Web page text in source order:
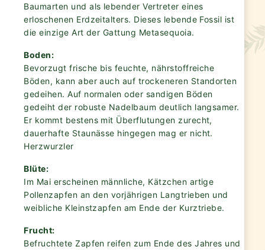
Baumarten und als lebender Vertreter eines
erloschenen Erdzeitalters. Dieses lebende Fossil ist
die einzige Art der Gattung Metasequoia.
Boden:
Bevorzugt frische bis feuchte, nährstoffreiche
Böden, kann aber auch auf trockeneren Standorten
gedeihen. Auf normalen oder sandigen Böden
gedeiht der robuste Nadelbaum deutlich langsamer.
Er kommt bestens mit Überflutungen zurecht,
dauerhafte Staunässe hingegen mag er nicht.
Herzwurzler
Blüte:
Im Mai erscheinen männliche, Kätzchen artige
Pollenzapfen an den vorjährigen Langtrieben und
weibliche Kleinstzapfen am Ende der Kurztriebe.
Frucht:
Befruchtete Zapfen reifen zum Ende des Jahres und